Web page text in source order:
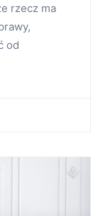
rzecz ma
od